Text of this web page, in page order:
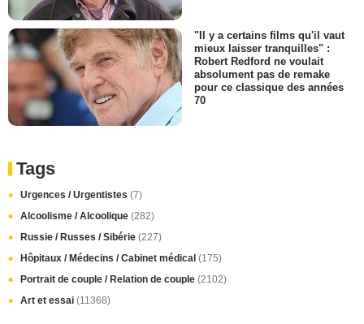
"Il y a certains films qu'il vaut
mieux laisser tranquilles" :
Robert Redford ne voulait
absolument pas de remake
pour ce classique des années
70
Tags
Urgences / Urgentistes (7)
Alcoolisme / Alcoolique (282)
Russie / Russes / Sibérie (227)
Hôpitaux / Médecins / Cabinet médical (175)
Portrait de couple / Relation de couple (2102)
Art et essai (11368)